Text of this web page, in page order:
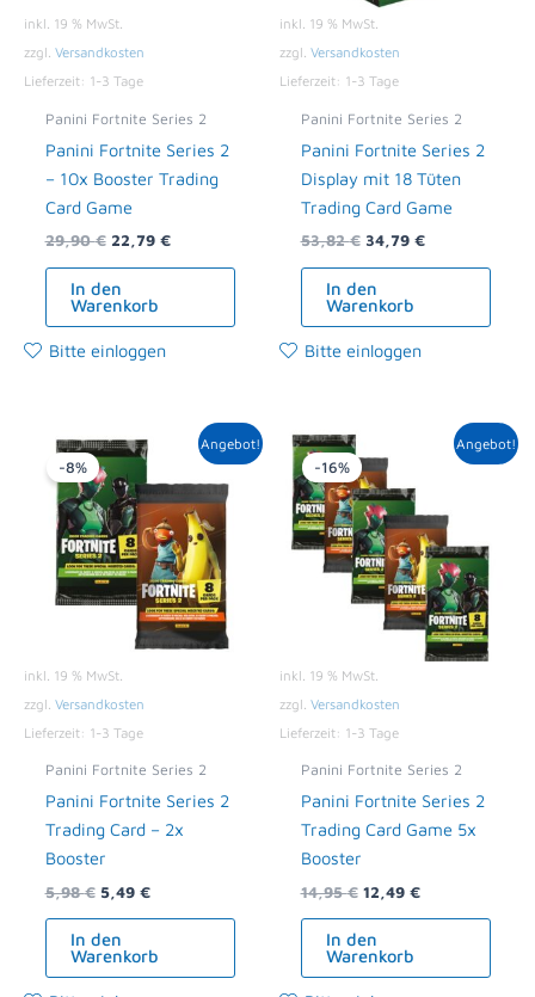
inkl. 19 % MwSt.
zzgl. Versandkosten
Lieferzeit: 1-3 Tage
Panini Fortnite Series 2
Panini Fortnite Series 2
– 10x Booster Trading
Card Game
29,90€ 22,79 €
In den
Warenkorb
Bitte einloggen
inkl. 19 % MwSt.
zzgl. Versandkosten
Lieferzeit: 1-3 Tage
Panini Fortnite Series 2
Panini Fortnite Series 2
Display mit 18 Tüten
Trading Card Game
53,82€ 34,79 €
In den
Warenkorb
Bitte einloggen
Angebot!
-8%
inkl. 19 % MwSt.
zzgl. Versandkosten
Lieferzeit: 1-3 Tage
Panini Fortnite Series 2
Panini Fortnite Series 2
Trading Card – 2x
Booster
5,98€
Ursprünglicher
Preis
war:
5,98 €
5,49 €
Aktueller
ist:
5,49 €.
In den
Warenkorb
Angebot!
-16%
inkl. 19 % MwSt.
zzgl. Versandkosten
Lieferzeit: 1-3 Tage
Panini Fortnite Series 2
Panini Fortnite Series 2
Trading Card Game 5x
Booster
14,95€
Ursprünglicher
Preis
war:
14,95 €
12,49 €
Aktueller
Preis
In den
Warenkorb